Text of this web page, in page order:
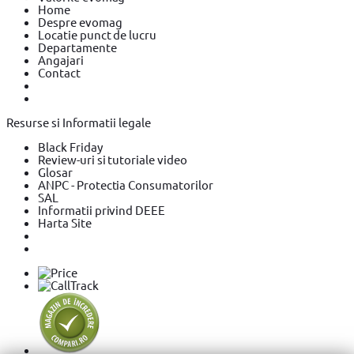
Home
Despre evomag
Locatie punct de lucru
Departamente
Angajari
Contact
Resurse si Informatii legale
Black Friday
Review-uri si tutoriale video
Glosar
ANPC - Protectia Consumatorilor
SAL
Informatii privind DEEE
Harta Site